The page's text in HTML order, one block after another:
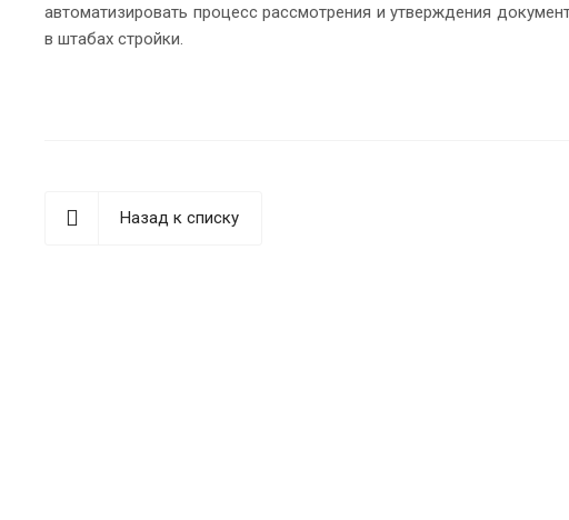
автоматизировать процесс рассмотрения и утверждения
в штабах стройки.
Назад к списку